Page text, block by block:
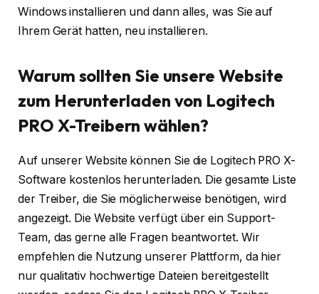
Windows installieren und dann alles, was Sie auf
Ihrem Gerät hatten, neu installieren.
Warum sollten Sie unsere Website
zum Herunterladen von Logitech
PRO X-Treibern wählen?
Auf unserer Website können Sie die Logitech PRO X-
Software kostenlos herunterladen. Die gesamte Liste
der Treiber, die Sie möglicherweise benötigen, wird
angezeigt. Die Website verfügt über ein Support-
Team, das gerne alle Fragen beantwortet. Wir
empfehlen die Nutzung unserer Plattform, da hier
nur qualitativ hochwertige Dateien bereitgestellt